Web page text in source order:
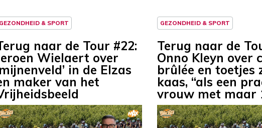
GEZONDHEID & SPORT
naar de Tour #22:
Wielaert over
in de Elzas
maker van het
GEZONDHEID & SPORT
Terug naar de
Onno Kleyn over
brûlée en toetjes
kaas, “als een
vrouw met maar